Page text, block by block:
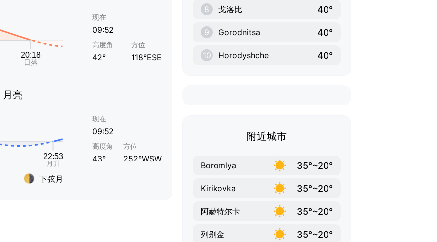
现在
09:52
高度角
42°
方位
118°ESE
月亮
下弦月
现在
09:52
高度角
43°
方位
252°WSW
8 戈洛比 40°
9 Gorodnitsa 40°
10 Horodyshche 40°
附近城市
Boromlya 35°~20°
Kirikovka 35°~20°
阿赫特尔卡 35°~20°
列别金 35°~20°